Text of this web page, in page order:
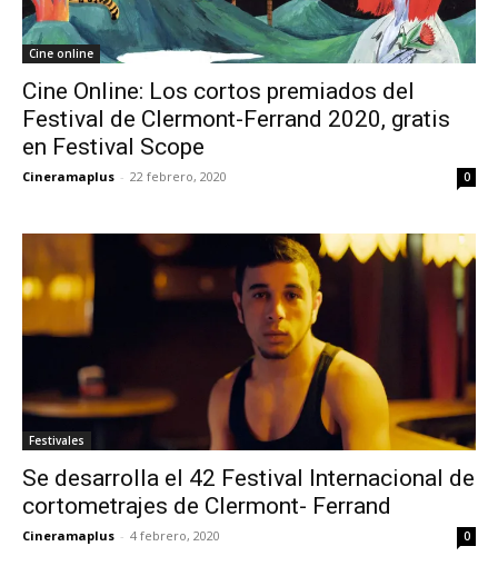
Cine online
Cine Online: Los cortos premiados del
Festival de Clermont-Ferrand 2020, gratis
en Festival Scope
Cineramaplus - 22 febrero, 2020 0
Festivales
Se desarrolla el 42 Festival Internacional de
cortometrajes de Clermont- Ferrand
Cineramaplus - 4 febrero, 2020 0